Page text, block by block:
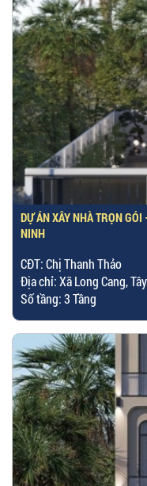
DỰ ÁN XÂY NHÀ TRỌN
NINH
CĐT: Chị Thanh Thảo
Địa chỉ: Xã Long Cang,
Số tầng: 3 Tầng